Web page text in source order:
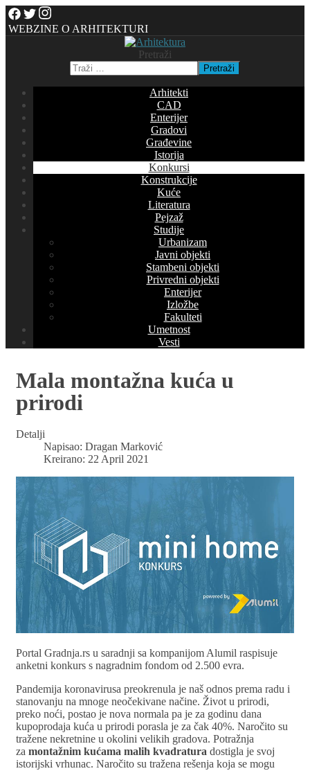
WEBZINE O ARHITEKTURI
Pretraži
Pretraži
Arhitekti
CAD
Enterijer
Gradovi
Građevine
Istorija
Konkursi
Konstrukcije
Kuće
Literatura
Pejzaž
Studije
Urbanizam
Javni objekti
Stambeni objekti
Privredni objekti
Enterijer
Izložbe
Fakulteti
Umetnost
Vesti
Mala montažna kuća u
prirodi
Detalji
Napisao: Dragan Marković
Kreirano: 22 April 2021
Portal Gradnja.rs u saradnji sa kompanijom Alumil raspisuje
anketni konkurs s nagradnim fondom od 2.500 evra.
Pandemija koronavirusa preokrenula je naš odnos prema radu i
stanovanju na mnoge neočekivane načine. Život u prirodi,
preko noći, postao je nova normala pa je za godinu dana
kupoprodaja kuća u prirodi porasla je za čak 40%. Naročito su
tražene nekretnine u okolini velikih gradova. Potražnja
za montažnim kućama malih kvadratura dostigla je svoj
istorijski vrhunac. Naročito su tražena rešenja koja se mogu